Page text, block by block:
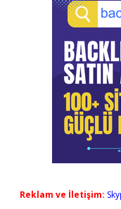
Reklam ve İletişim: